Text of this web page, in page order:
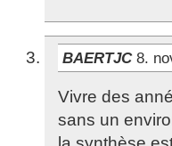
BAERTJC 8.
Vivre des
sans un